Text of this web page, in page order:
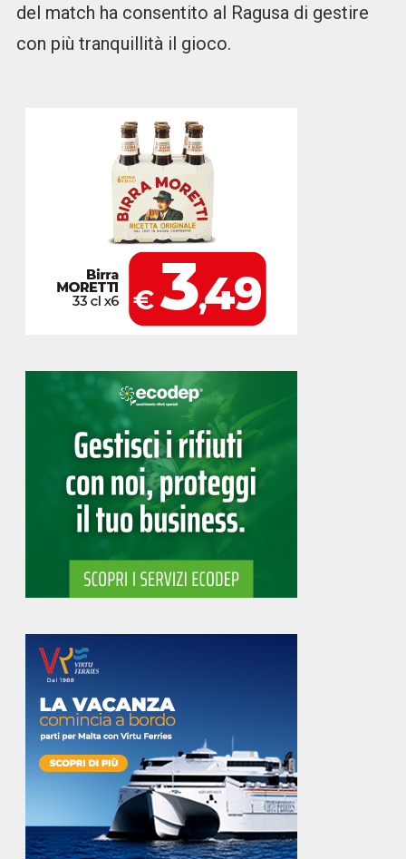
del match ha consentito al Ragusa di gestire
con più tranquillità il gioco.